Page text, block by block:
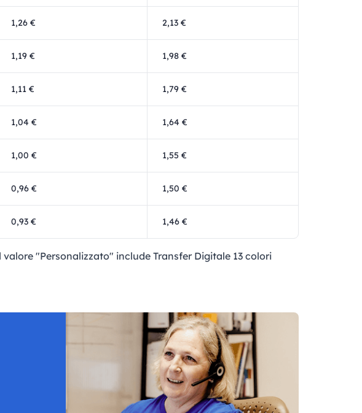
1,26 € 2,13 €
1,19 € 1,98 €
1,11 € 1,79 €
1,04 € 1,64 €
1,00 € 1,55 €
0,96 € 1,50 €
0,93 € 1,46 €
"Personalizzato" include Transfer Digitale 13 colori